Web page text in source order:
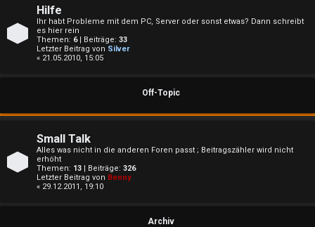
T
m
n
Hilfe
Ihr habt Probleme mit dem PC, Server oder sonst etwas? Dann schreibt
es hier rein
Themen: 6| Beiträge: 33
Letzter Beitrag von Silver
« 21.05.2010, 15:05
Off-Topic
Small Talk
Alles was nicht in die anderen Foren passt ; Beitragszähler wird nicht
erhöht
Themen: 13 | Beiträge: 326
Letzter Beitrag von Benny
« 29.12.2011, 19:10
Archiv